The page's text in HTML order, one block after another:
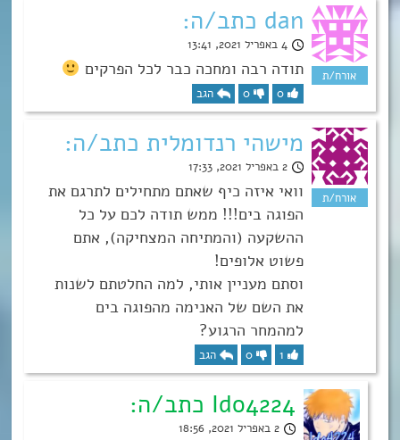
dan כתב/ה:
4 באפריל 2021, 13:41
תודה רבה ומחכה כבר לכל הפרקים
0
0 הגב
מישהי רנדומלית כתב/ה:
2 באפריל 2021, 17:33
וואי איזה כיף שאתם מתחילים לתרגם את
הפוגה בים!!! ממש תודה לכם על כל
ההשקעה (והמתיחה המצחיקה), אתם
פשוט אלופים!
וסתם מעניין אותי, למה החלטתם לשנות
את השם של האנימה מהפוגה בים
למהמחר הרגוע?
1
0 הגב
Ido4224 כתב/ה:
2 באפריל 2021, 18:56